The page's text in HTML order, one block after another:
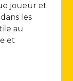
joueur et
les
au
et